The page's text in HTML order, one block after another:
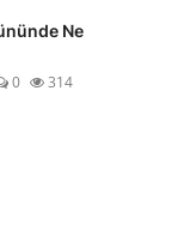
Ne
0 314